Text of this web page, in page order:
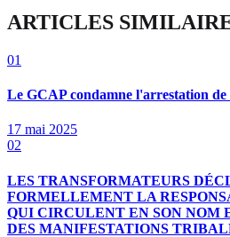
ARTICLES
01
Le GCAP condamne l'arrestation de
17 mai 2025
02
LES TRANSFORMATEURS
FORMELLEMENT LA
QUI CIRCULENT EN SON NOM
DES MANIFESTATIONS